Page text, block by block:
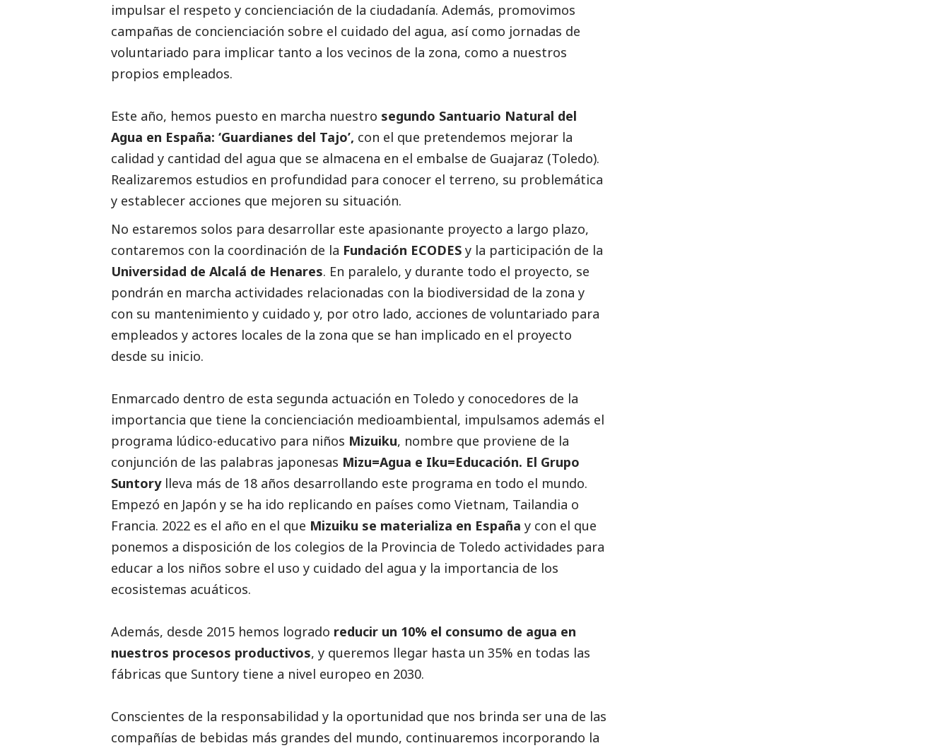
impulsar el respeto y concienciación de la ciudadanía. Además, promovimos
campañas de concienciación sobre el cuidado del agua, así como jornadas de
voluntariado para implicar tanto a los vecinos de la zona, como a nuestros
propios empleados.
Este año, hemos puesto en marcha nuestro segundo Santuario Natural del
Agua en España: ‘Guardianes del Tajo’, con el que pretendemos mejorar la
calidad y cantidad del agua que se almacena en el embalse de Guajaraz (Toledo).
Realizaremos estudios en profundidad para conocer el terreno, su problemática
y establecer acciones que mejoren su situación.
No estaremos solos para desarrollar este apasionante proyecto a largo plazo,
contaremos con la coordinación de la Fundación ECODES y la participación de la
Universidad de Alcalá de Henares. En paralelo, y durante todo el proyecto, se
pondrán en marcha actividades relacionadas con la biodiversidad de la zona y
con su mantenimiento y cuidado y, por otro lado, acciones de voluntariado para
empleados y actores locales de la zona que se han implicado en el proyecto
desde su inicio.
Enmarcado dentro de esta segunda actuación en Toledo y conocedores de la
importancia que tiene la concienciación medioambiental, impulsamos además el
programa lúdico-educativo para niños Mizuiku, nombre que proviene de la
conjunción de las palabras japonesas Mizu=Agua e Iku=Educación. El Grupo
Suntorylleva más de 18 años desarrollando este programa en todo el mundo.
Empezó en Japón y se ha ido replicando en países como Vietnam, Tailandia o
Francia. 2022 es el año en el que Mizuiku se materializa en España y con el que
ponemos a disposición de los colegios de la Provincia de Toledo actividades para
educar a los niños sobre el uso y cuidado del agua y la importancia de los
ecosistemas acuáticos.
Además, desde 2015 hemos logrado reducir un 10% el consumo de agua en
nuestros procesos productivos, y queremos llegar hasta un 35% en todas las
fábricas que Suntory tiene a nivel europeo en 2030.
Conscientes de la responsabilidad y la oportunidad que nos brinda ser una de las
compañías de bebidas más grandes del mundo, continuaremos incorporando la